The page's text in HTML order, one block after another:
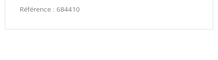
Référence : 684410